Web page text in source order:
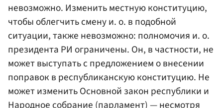
невозможно. Изменить местную конституцию,
чтобы облегчить смену и. о. в подобной
ситуации, также невозможно: полномочия и. о.
президента РИ ограничены. Он, в частности, не
может выступать с предложением о внесении
поправок в республиканскую конституцию. Не
может изменить Основной закон республики и
Народное собрание (парламент) — несмотря